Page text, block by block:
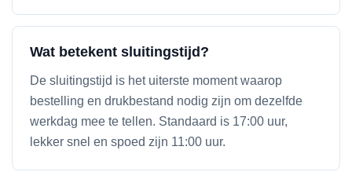
Wat betekent sluitingstijd?
De sluitingstijd is het uiterste moment waarop
bestelling en drukbestand nodig zijn om dezelfde
werkdag mee te tellen. Standaard is 17:00 uur,
lekker snel en spoed zijn 11:00 uur.